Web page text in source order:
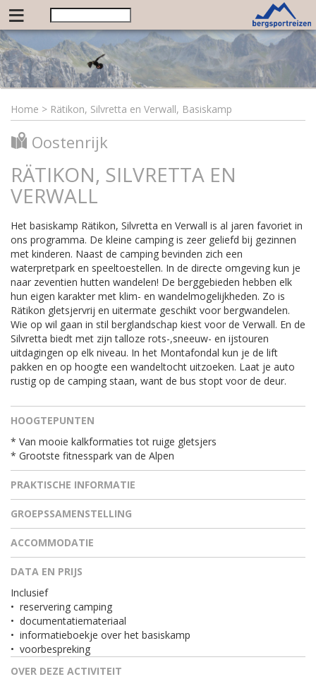
≡
Home > Rätikon, Silvretta en Verwall, Basiskamp
Oostenrijk
RÄTIKON, SILVRETTA EN
VERWALL
Het basiskamp Rätikon, Silvretta en Verwall is al jaren favoriet in
ons programma. De kleine camping is zeer geliefd bij gezinnen
met kinderen. Naast de camping bevinden zich een
waterpretpark en speeltoestellen. In de directe omgeving kun je
naar zeventien hutten wandelen! De berggebieden hebben elk
hun eigen karakter met klim- en wandelmogelijkheden. Zo is
Rätikon gletsjervrij en uitermate geschikt voor bergwandelen.
Wie op wil gaan in stil berglandschap kiest voor de Verwall. En de
Silvretta biedt met zijn talloze rots-,sneeuw- en ijstouren
uitdagingen op elk niveau. In het Montafondal kun je de lift
pakken en op hoogte een wandeltocht uitzoeken. Laat je auto
rustig op de camping staan, want de bus stopt voor de deur.
HOOGTEPUNTEN
* Van mooie kalkformaties tot ruige gletsjers
* Grootste fitnesspark van de Alpen
PRAKTISCHE INFORMATIE
GROEPSSAMENSTELLING
ACCOMMODATIE
DATA EN PRIJS
Inclusief
• reservering camping
• documentatiemateriaal
• informatieboekje over het basiskamp
• voorbespreking
OVER DEZE ACTIVITEIT